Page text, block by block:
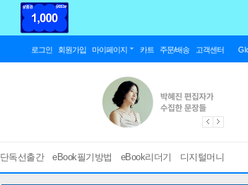
로그인 회원가입 마이페이지 카트 주문/배송 고객센터
단독선출간 eBook필기방법 eBook리더기 디지털머니